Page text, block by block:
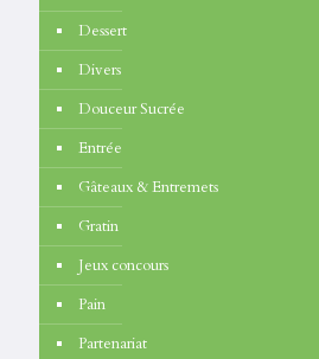
Dessert
Divers
Douceur Sucrée
Entrée
Gâteaux & Entremets
Gratin
Jeux concours
Pain
Partenariat